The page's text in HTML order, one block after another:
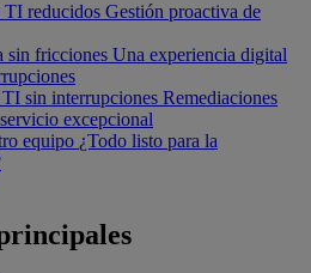
TI reducidos Gestión proactiva de
sin fricciones Una experiencia digital
sin interrupciones Remediaciones
excepcional
equipo ¿Todo listo para la